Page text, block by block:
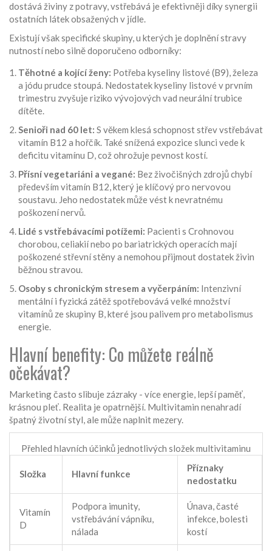
dostává živiny z potravy, vstřebává je efektivněji díky synergii
ostatních látek obsažených v jídle.
Existují však specifické skupiny, u kterých je doplnění stravy
nutností nebo silně doporučeno odborníky:
Těhotné a kojící ženy: Potřeba kyseliny listové (B9), železa
a jódu prudce stoupá. Nedostatek kyseliny listové v prvním
trimestru zvyšuje riziko vývojových vad neurální trubice
dítěte.
Senioři nad 60 let: S věkem klesá schopnost střev vstřebávat
vitamín B12 a hořčík. Také snížená expozice slunci vede k
deficitu vitamínu D, což ohrožuje pevnost kostí.
Přísní vegetariáni a vegané: Bez živočišných zdrojů chybí
především vitamín B12, který je klíčový pro nervovou
soustavu. Jeho nedostatek může vést k nevratnému
poškození nervů.
Lidé s vstřebávacími potížemi: Pacienti s Crohnovou
chorobou, celiakií nebo po bariatrických operacích mají
poškozené střevní stěny a nemohou přijmout dostatek živin
běžnou stravou.
Osoby s chronickým stresem a vyčerpáním: Intenzivní
mentální i fyzická zátěž spotřebovává velké množství
vitamínů ze skupiny B, které jsou palivem pro metabolismus
energie.
Hlavní benefity: Co můžete reálně
očekávat?
Marketing často slibuje zázraky - více energie, lepší paměť,
krásnou pleť. Realita je opatrnější. Multivitamin nenahradí
špatný životní styl, ale může naplnit mezery.
Přehled hlavních účinků jednotlivých složek multivitaminu
Složka Hlavní funkce
Příznaky
nedostatku
Vitamín
D
Podpora imunity,
vstřebávání vápníku,
nálada
Únava, časté
infekce, bolesti
kostí